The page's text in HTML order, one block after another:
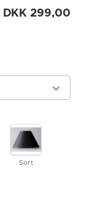
DKK 299,00
Sort